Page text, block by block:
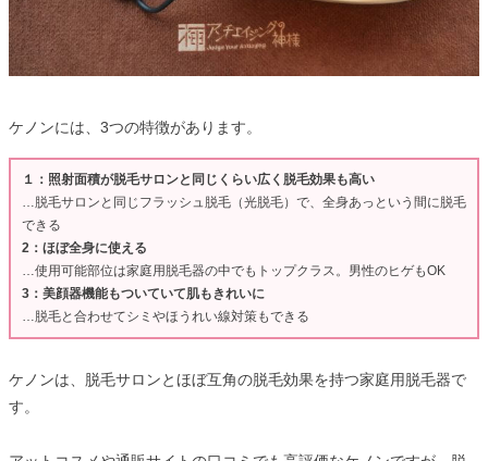
ケノンには、3つの特徴があります。
１：照射面積が脱毛サロンと同じくらい広く脱毛効果も高い
…脱毛サロンと同じフラッシュ脱毛（光脱毛）で、全身あっという間に脱毛
できる
2：ほぼ全身に使える
…使用可能部位は家庭用脱毛器の中でもトップクラス。男性のヒゲもOK
3：美顔器機能もついていて肌もきれいに
…脱毛と合わせてシミやほうれい線対策もできる
ケノンは、脱毛サロンとほぼ互角の脱毛効果を持つ家庭用脱毛器で
す。